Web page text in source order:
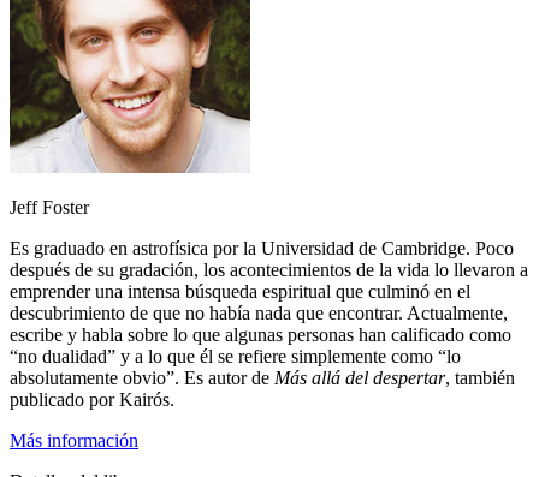
Jeff Foster
Es graduado en astrofísica por la Universidad de Cambridge. Poco
después de su gradación, los acontecimientos de la vida lo llevaron a
emprender una intensa búsqueda espiritual que culminó en el
descubrimiento de que no había nada que encontrar. Actualmente,
escribe y habla sobre lo que algunas personas han calificado como
“no dualidad” y a lo que él se refiere simplemente como “lo
absolutamente obvio”. Es autor de Más allá del despertar, también
publicado por Kairós.
Más información